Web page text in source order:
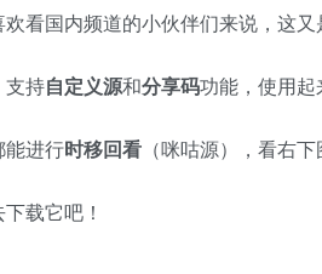
看国内频道的小伙伴们来说，这又
支持自定义源和分享码功能，使用起
能进行时移回看 （咪咕源），看右
载它吧！